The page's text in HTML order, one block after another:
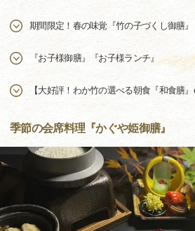
期間限定！春の味覚『竹の子づくし御膳
『お子様御膳』『お子様ランチ』
【大好評！わか竹の選べる朝食『和食膳』
季節の会席料理『かぐや姫御膳』